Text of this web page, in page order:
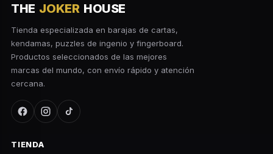
THE JOKER HOUSE
Tienda especializada en barajas de cartas,
kendamas, puzzles de ingenio y fingerboard.
Productos seleccionados de las mejores
marcas del mundo, con envío rápido y atención
cercana.
TIENDA